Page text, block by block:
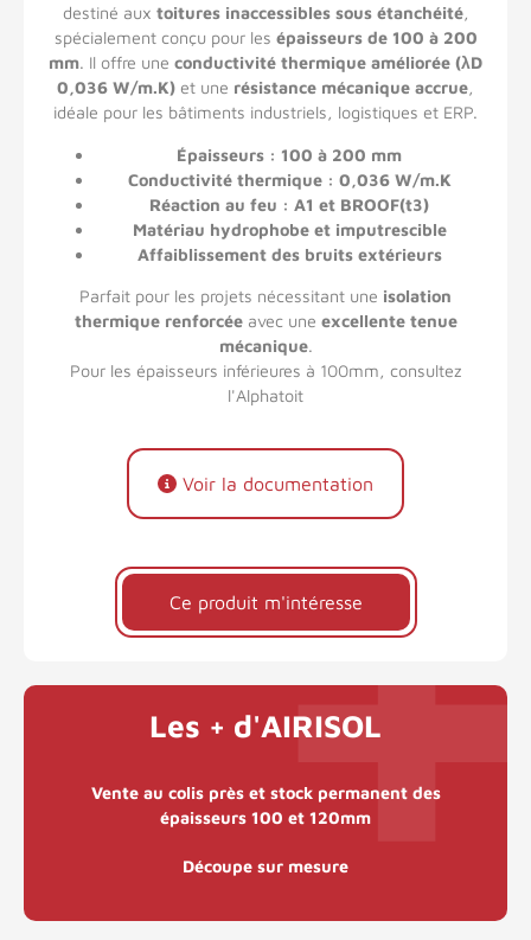
destiné aux toitures inaccessibles sous étanchéité,
spécialement conçu pour les épaisseurs de 100 à 200
mm. Il offre une conductivité thermique améliorée (λD
0,036 W/m.K) et une résistance mécanique accrue,
idéale pour les bâtiments industriels, logistiques et ERP.
Épaisseurs : 100 à 200 mm
Conductivité thermique : 0,036 W/m.K
Réaction au feu : A1 et BROOF(t3)
Matériau hydrophobe et imputrescible
Affaiblissement des bruits extérieurs
Parfait pour les projets nécessitant une isolation
thermique renforcéeavec une excellente tenue
mécanique.
Pour les épaisseurs inférieures à 100mm, consultez
l'Alphatoit
Voir la documentation
Ce produit m'intéresse
Les + d'AIRISOL
Vente au colis près et stock permanent des
épaisseurs 100 et 120mm
Découpe sur mesure